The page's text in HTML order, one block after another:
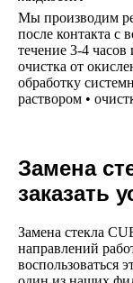
Мы производим
после контакта с
течение 3-4 часов
очистка от
обработку
раствором •
Замена
заказать
Замена стекла
направлений
воспользоваться